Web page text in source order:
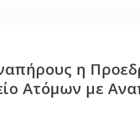
η
Ατόμων με